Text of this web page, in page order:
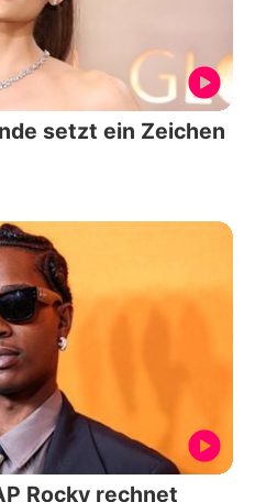
setzt ein Zeichen
Rocky rechnet